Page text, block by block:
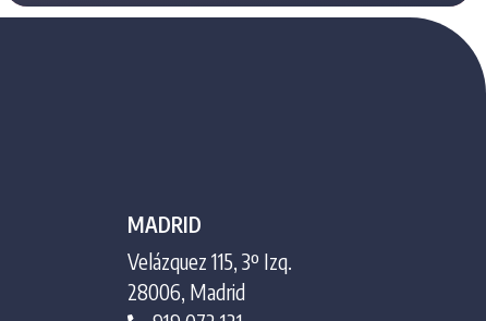
MADRID
Velázquez 115, 3º Izq.
28006, Madrid